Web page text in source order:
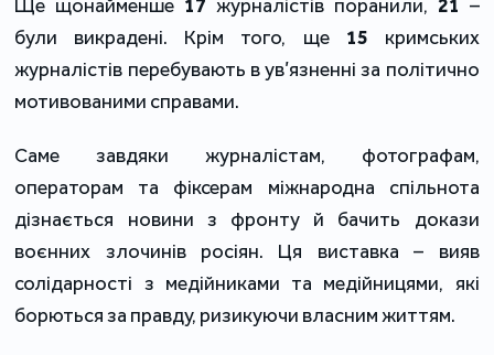
Ще щонайменше 17 журналістів поранили, 21 –
були викрадені. Крім того, ще 15 кримських
журналістів перебувають в ув’язненні за політично
мотивованими справами.
Саме завдяки журналістам, фотографам,
операторам та фіксерам міжнародна спільнота
дізнається новини з фронту й бачить докази
воєнних злочинів росіян. Ця виставка – вияв
солідарності з медійниками та медійницями, які
борються за правду, ризикуючи власним життям.